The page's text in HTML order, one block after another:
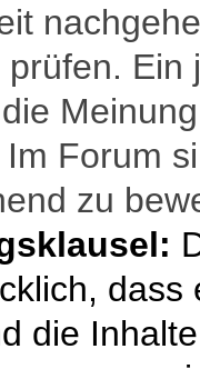
Forum
zu
die